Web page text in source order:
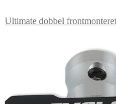
Ultimate dobbel